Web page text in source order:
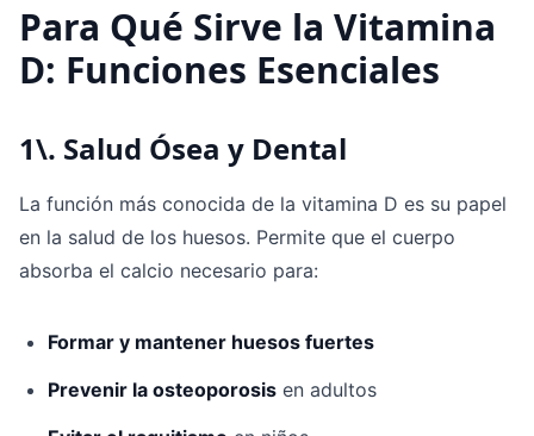
Para Qué Sirve la Vitamina
D: Funciones Esenciales
1\. Salud Ósea y Dental
La función más conocida de la vitamina D es su papel
en la salud de los huesos. Permite que el cuerpo
absorba el calcio necesario para:
Formar y mantener huesos fuertes
Prevenir la osteoporosis en adultos